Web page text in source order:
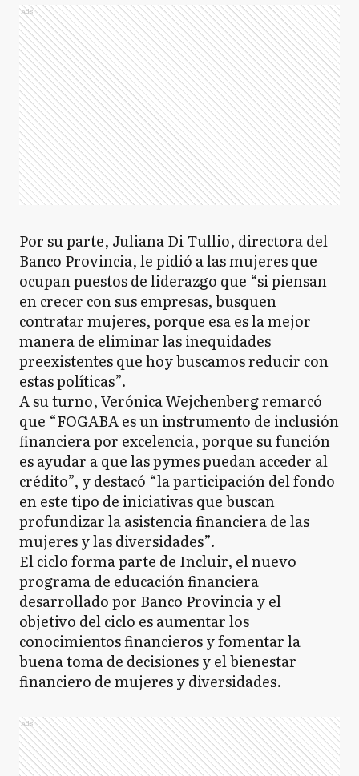
Ads
Por su parte, Juliana Di Tullio, directora del
Banco Provincia, le pidió a las mujeres que
ocupan puestos de liderazgo que “si piensan
en crecer con sus empresas, busquen
contratar mujeres, porque esa es la mejor
manera de eliminar las inequidades
preexistentes que hoy buscamos reducir con
estas políticas”.
A su turno, Verónica Wejchenberg remarcó
que “FOGABA es un instrumento de inclusión
financiera por excelencia, porque su función
es ayudar a que las pymes puedan acceder al
crédito”, y destacó “la participación del fondo
en este tipo de iniciativas que buscan
profundizar la asistencia financiera de las
mujeres y las diversidades”.
El ciclo forma parte de Incluir, el nuevo
programa de educación financiera
desarrollado por Banco Provincia y el
objetivo del ciclo es aumentar los
conocimientos financieros y fomentar la
buena toma de decisiones y el bienestar
financiero de mujeres y diversidades.
Ads